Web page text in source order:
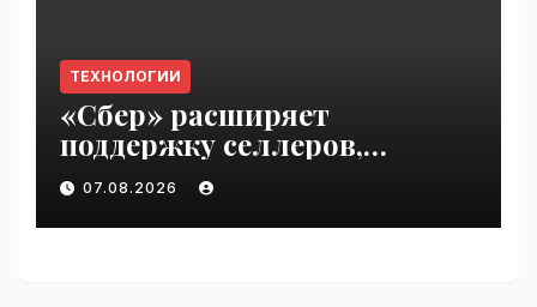
ТЕХНОЛОГИИ
«Сбер» расширяет
поддержку селлеров,
пострадавших от
инцидентов на складах
Wildberries | VseTime.ru
07.08.2026